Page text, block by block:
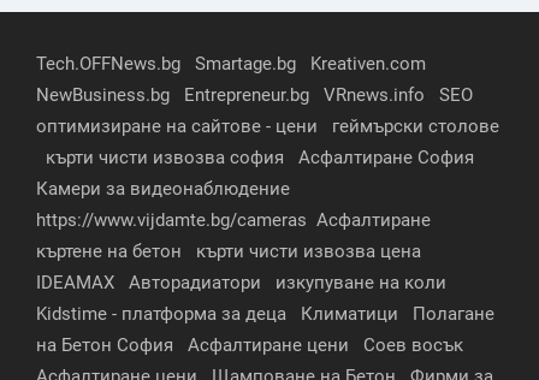
Tech.OFFNews.bg Smartage.bg
Kreativen.com
NewBusiness.bg
Entrepreneur.bg VRnews.info
SEO
оптимизиране на сайтове - цени
геймърски столове
кърти чисти извозва софия
Асфалтиране София
Камери за видеонаблюдение
https://www.vijdamte.bg/cameras Асфалтиране
къртене на бетон
кърти чисти извозва цена
IDEAMAX
Авторадиатори
изкупуване на коли
Kidstime - платформа за деца
Климатици
Полагане
на Бетон София
Асфалтиране цени
Соев восък